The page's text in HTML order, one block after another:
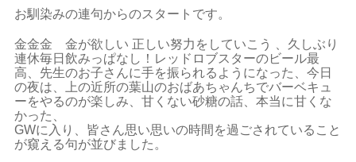
お馴染みの連句からのスタートです。
金金金 金が欲しい 正しい努力をしていこう 、久しぶり
連休毎日飲みっぱなし！レッドロブスターのビール最
高、先生のお子さんに手を振られるようになった、今日
の夜は、上の近所の葉山のおばあちゃんちでバーベキュ
ーをやるのが楽しみ、甘くない砂糖の話、本当に甘くな
かった、
GWに入り、皆さん思い思いの時間を過ごされていること
が窺える句が並びました。